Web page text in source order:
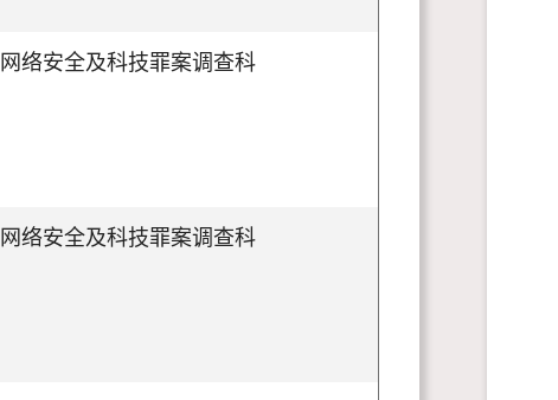
网络安全及科技罪案调查科
网络安全及科技罪案调查科